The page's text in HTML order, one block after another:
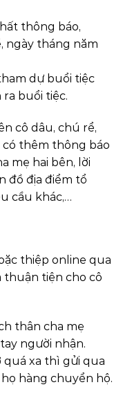
thông báo,
ngày tháng năm
dự buổi tiệc
buổi tiệc.
cô dâu, chú rể,
thêm thông báo
mẹ hai bên, lời
đồ địa điểm tổ
cầu khác,…
thiệp online qua
thuận tiện cho cô
thân cha mẹ
người nhận.
xa thì gửi qua
hàng chuyển hộ.